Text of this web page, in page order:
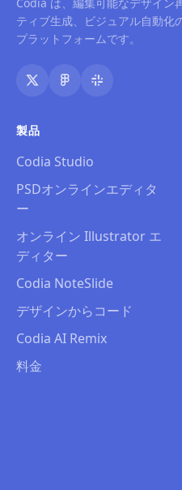
ティブ生成、ビジュアル自動化
プラットフォームです。
製品
Codia Studio
PSDオンラインエディタ
ー
オンライン Illustrator エ
ディター
Codia NoteSlide
デザインからコード
Codia AI Remix
料金